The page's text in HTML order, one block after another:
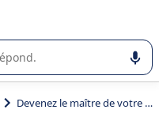
ou la sélection de
Devenez le maître de votre budget : comment faire un suivi budgétaire efficace en 4 étapes